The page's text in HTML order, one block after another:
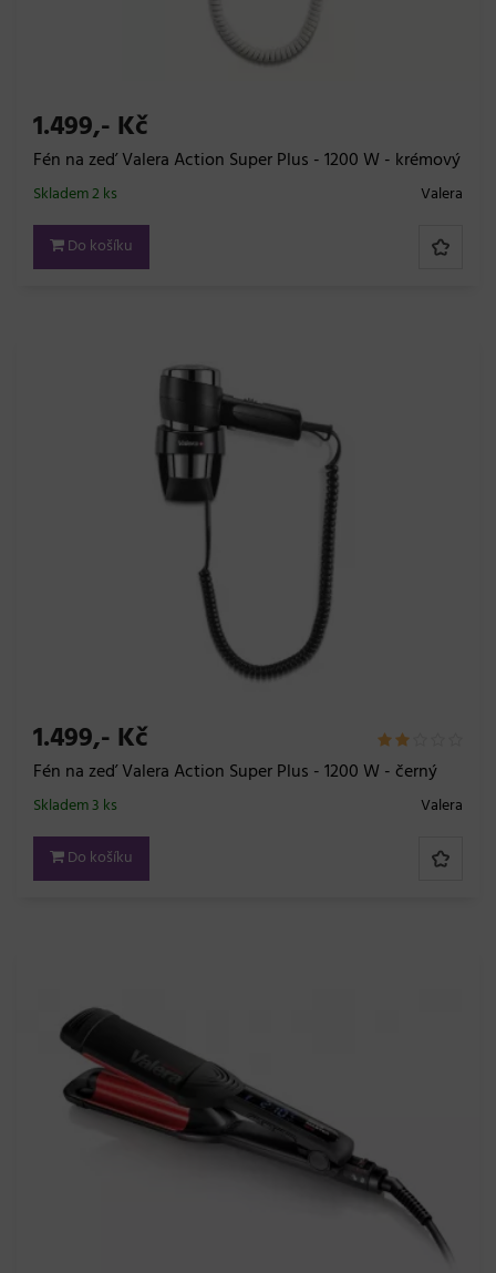
1.499,- Kč
Fén na zeď Valera Action Super Plus - 1200 W - krémový
Valera
Skladem 2 ks
Do košíku
1.499,- Kč
Fén na zeď Valera Action Super Plus - 1200 W - černý
Valera
Skladem 3 ks
Do košíku